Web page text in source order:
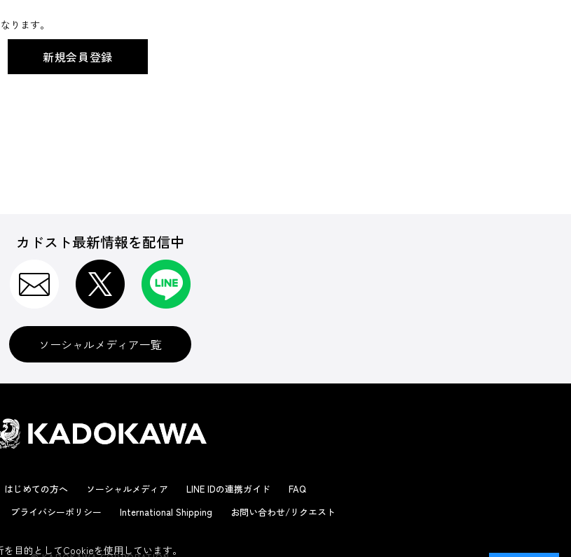
ります。
カドスト最新情報を配信中
ソーシャルメディア一覧
はじめての方へ ソーシャルメディア LINE IDの連携ガイド
FAQ
プライバシーポリシー International Shipping お問い合わせ/リクエスト
目的としてCookieを使用しています。